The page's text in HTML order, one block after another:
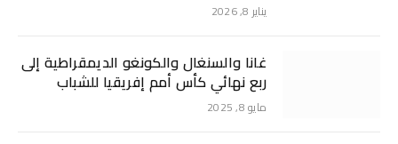
يناير 8, 2026
غانا والسنغال والكونغو الديمقراطية إلى
ربع نهائي كأس أمم إفريقيا للشباب
مايو 8, 2025